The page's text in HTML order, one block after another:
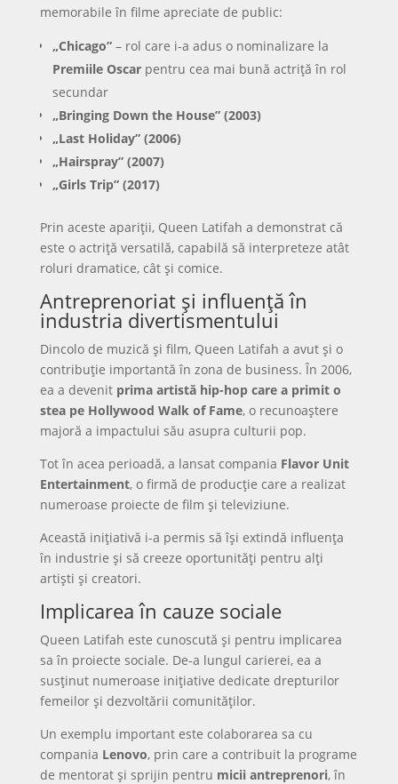
memorabile în filme apreciate de public:
„Chicago”– rol care i-a adus o nominalizare la
Premiile Oscarpentru cea mai bună actriță în rol
secundar
„Bringing Down the House” (2003)
„Last Holiday” (2006)
„Hairspray” (2007)
„Girls Trip” (2017)
Prin aceste apariții, Queen Latifah a demonstrat că
este o actriță versatilă, capabilă să interpreteze atât
roluri dramatice, cât și comice.
Antreprenoriat și influență în
industria divertismentului
Dincolo de muzică și film, Queen Latifah a avut și o
contribuție importantă în zona de business. În 2006,
ea a devenit prima artistă hip-hop care a primit o
stea pe Hollywood Walk of Fame, o recunoaștere
majoră a impactului său asupra culturii pop.
Tot în acea perioadă, a lansat compania Flavor Unit
Entertainment, o firmă de producție care a realizat
numeroase proiecte de film și televiziune.
Această inițiativă i-a permis să își extindă influența
în industrie și să creeze oportunități pentru alți
artiști și creatori.
Implicarea în cauze sociale
Queen Latifah este cunoscută și pentru implicarea
sa în proiecte sociale. De-a lungul carierei, ea a
susținut numeroase inițiative dedicate drepturilor
femeilor și dezvoltării comunităților.
Un exemplu important este colaborarea sa cu
compania Lenovo, prin care a contribuit la programe
de mentorat și sprijin pentru micii antreprenori, în